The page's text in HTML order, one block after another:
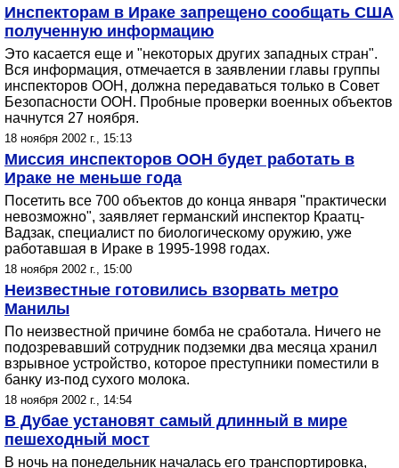
Инспекторам в Ираке запрещено сообщать США
полученную информацию
Это касается еще и "некоторых других западных стран".
Вся информация, отмечается в заявлении главы группы
инспекторов ООН, должна передаваться только в Совет
Безопасности ООН. Пробные проверки военных объектов
начнутся 27 ноября.
18 ноября 2002 г., 15:13
Миссия инспекторов ООН будет работать в
Ираке не меньше года
Посетить все 700 объектов до конца января "практически
невозможно", заявляет германский инспектор Краатц-
Вадзак, специалист по биологическому оружию, уже
работавшая в Ираке в 1995-1998 годах.
18 ноября 2002 г., 15:00
Неизвестные готовились взорвать метро
Манилы
По неизвестной причине бомба не сработала. Ничего не
подозревавший сотрудник подземки два месяца хранил
взрывное устройство, которое преступники поместили в
банку из-под сухого молока.
18 ноября 2002 г., 14:54
В Дубае установят самый длинный в мире
пешеходный мост
В ночь на понедельник началась его транспортировка,